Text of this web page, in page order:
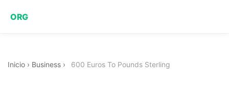
ORG
Inicio › Business › 600 Euros To Pounds Sterling